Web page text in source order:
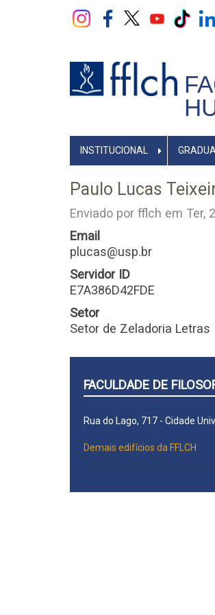
NAVEGADOR
PRINCIPAL
INSTITUCIONAL
Paulo Lucas
Enviado por fflch em Ter,
Email
plucas@usp.br
Servidor ID
E7A386D42FDE
Setor
Setor de Zeladoria Letras
FACULDADE DE
Rua do Lago, 717 - Cidade
Demais edifícios da FFLCH